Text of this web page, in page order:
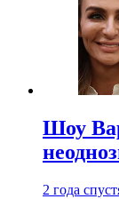
Шоу
2 года